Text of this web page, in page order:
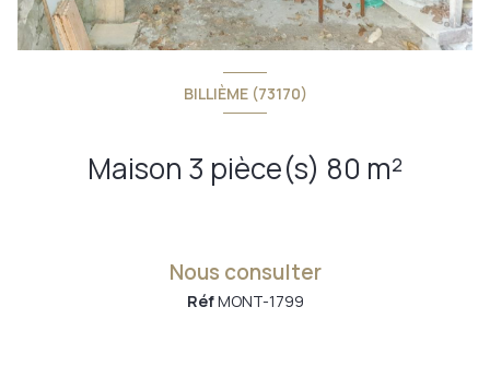
BILLIÈME (73170)
Maison 3 pièce(s) 80 m²
Nous consulter
RéfMONT-1799